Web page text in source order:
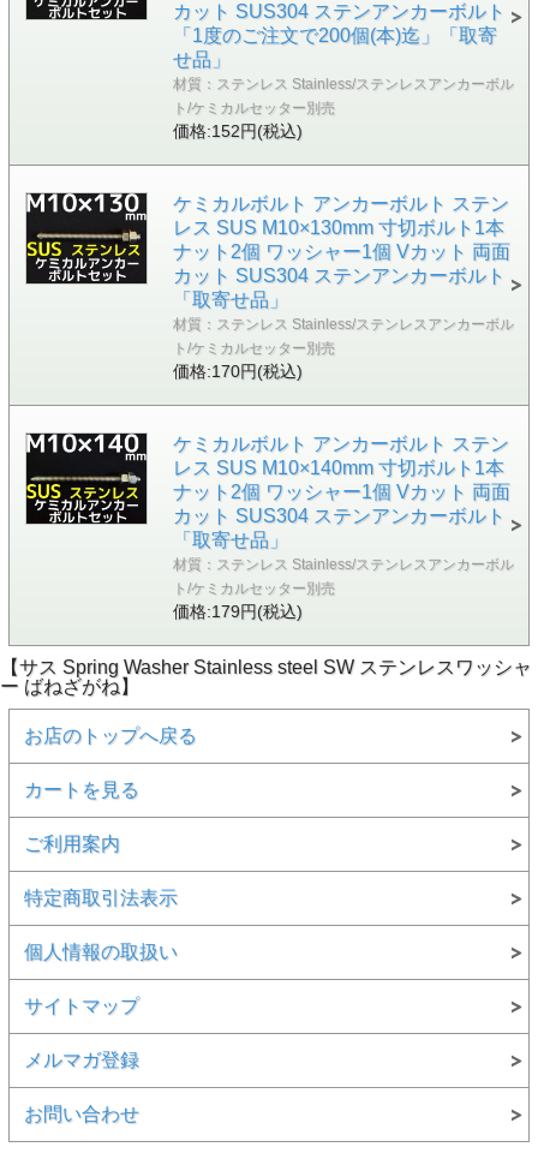
カット SUS304 ステンアンカーボルト
「1度のご注文で200個(本)迄」「取寄
せ品」
材質：ステンレス Stainless/ステンレスアンカーボル
ト/ケミカルセッター別売
価格:152円(税込)
ケミカルボルト アンカーボルト ステン
レス SUS M10×130mm 寸切ボルト1本
ナット2個 ワッシャー1個 Vカット 両面
カット SUS304 ステンアンカーボルト
「取寄せ品」
材質：ステンレス Stainless/ステンレスアンカーボル
ト/ケミカルセッター別売
価格:170円(税込)
ケミカルボルト アンカーボルト ステン
レス SUS M10×140mm 寸切ボルト1本
ナット2個 ワッシャー1個 Vカット 両面
カット SUS304 ステンアンカーボルト
「取寄せ品」
材質：ステンレス Stainless/ステンレスアンカーボル
ト/ケミカルセッター別売
価格:179円(税込)
【サス Spring Washer Stainless steel SW ステンレスワッシャ
ー ばねざがね】
お店のトップへ戻る
カートを見る
ご利用案内
特定商取引法表示
個人情報の取扱い
サイトマップ
メルマガ登録
お問い合わせ